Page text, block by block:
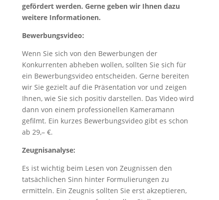
gefördert werden. Gerne geben wir Ihnen dazu
weitere Informationen.
Bewerbungsvideo:
Wenn Sie sich von den Bewerbungen der
Konkurrenten abheben wollen, sollten Sie sich für
ein Bewerbungsvideo entscheiden. Gerne bereiten
wir Sie gezielt auf die Präsentation vor und zeigen
Ihnen, wie Sie sich positiv darstellen. Das Video wird
dann von einem professionellen Kameramann
gefilmt. Ein kurzes Bewerbungsvideo gibt es schon
ab 29,– €.
Zeugnisanalyse:
Es ist wichtig beim Lesen von Zeugnissen den
tatsächlichen Sinn hinter Formulierungen zu
ermitteln. Ein Zeugnis sollten Sie erst akzeptieren,